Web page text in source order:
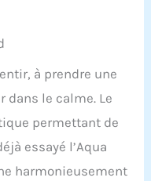
à prendre une
dans le calme. Le
permettant de
essayé l’Aqua
harmonieusement